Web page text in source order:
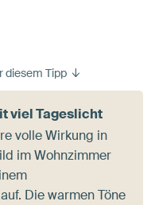
diesem Tipp
viel Tageslicht
volle Wirkung in
im Wohnzimmer
Die warmen Töne